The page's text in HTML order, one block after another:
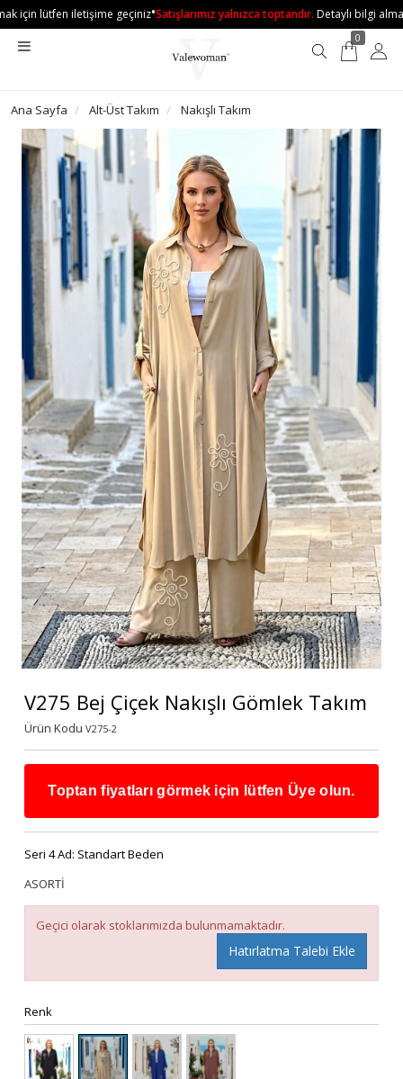
için lütfen iletişime geçiniz•Satışlarımız yalnızca toptandır.Detaylı bilgi
0
Ana Sayfa Alt-Üst Takım Nakışlı Takım
V275 Bej Çiçek Nakışlı Gömlek Takım
Ürün Kodu V275-2
Toptan fiyatları görmek için lütfen Üye olun.
Seri 4 Ad: Standart Beden
ASORTİ
Geçici olarak stoklarımızda bulunmamaktadır.
Hatırlatma Talebi Ekle
Renk